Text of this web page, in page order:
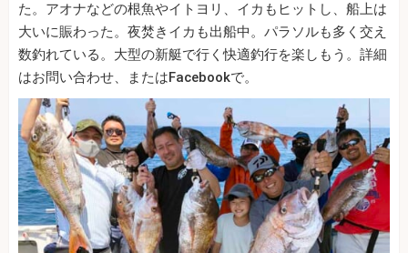
た。アオナなどの根魚やイトヨリ、イカもヒットし、船上は
大いに賑わった。夜焚きイカも出船中。パラソルも多く交え
数釣れている。大型の新艇で行く快適釣行を楽しもう。詳細
はお問い合わせ、またはFacebookで。